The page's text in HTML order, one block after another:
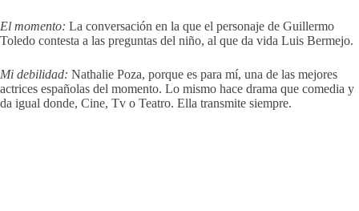
El momento: La conversación en la que el personaje de Guillermo
Toledo contesta a las preguntas del niño, al que da vida Luis Bermejo.
Mi debilidad: Nathalie Poza, porque es para mí, una de las mejores
actrices españolas del momento. Lo mismo hace drama que comedia y
da igual donde, Cine, Tv o Teatro. Ella transmite siempre.